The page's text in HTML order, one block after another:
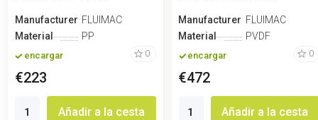
ManufactureroFLUIMAC
Material
PP
encargar 0
€223
Añadir a la cesta
ManufactureroFLUIMAC
Material
PVDF
encargar 0
€472
Añadir a la cesta